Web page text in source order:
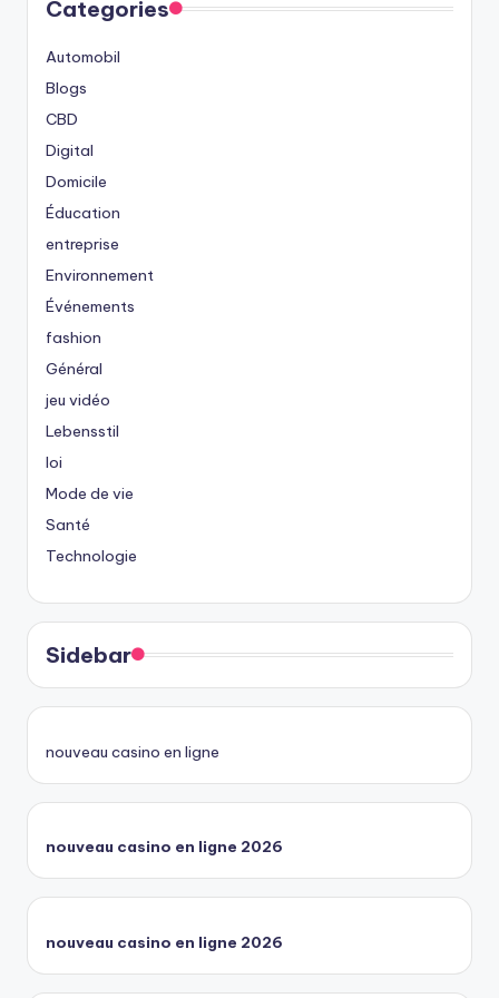
Categories
Automobil
Blogs
CBD
Digital
Domicile
Éducation
entreprise
Environnement
Événements
fashion
Général
jeu vidéo
Lebensstil
loi
Mode de vie
Santé
Technologie
Sidebar
nouveau casino en ligne
nouveau casino en ligne 2026
nouveau casino en ligne 2026